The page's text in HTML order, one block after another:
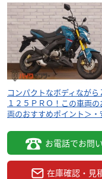
カワサキ
Z125 PRO
本体価格:27.99
街乗りからちょっと
に操れる人気の原付
はの洗練されたスタ
コンパクトなボディなが
１２５ＰＲＯ！この車両
両のおすすめポイント＞・
お電話でお問
在庫確認・見